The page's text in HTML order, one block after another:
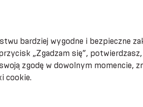
bardziej wygodne i bezpieczne
„Zgadzam się”,
zgodę w dowolnym momencie,
cookie.